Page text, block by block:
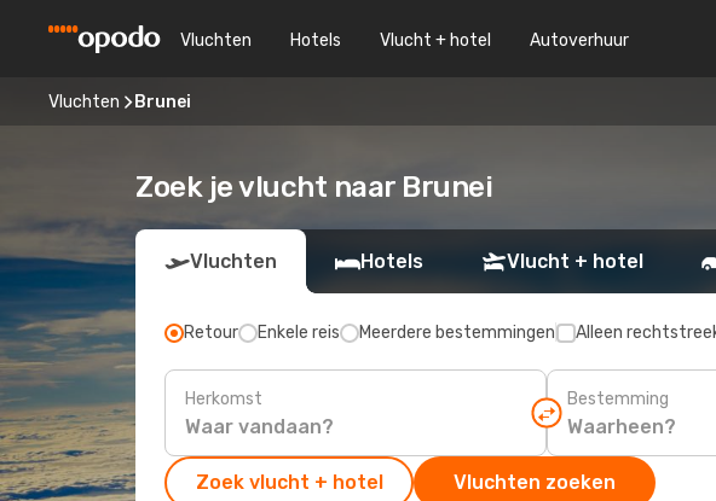
Vluchten Hotels Vlucht + hotel Autoverhuur
Vluchten Brunei
Zoek je vlucht naar Brunei
Vluchten Hotels Vlucht + hotel
Retour Enkele reis Meerdere bestemmingen Alleen
Herkomst Bestemming
Zoek vlucht + hotel Vluchten zoeken